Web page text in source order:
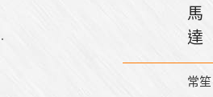
馬
達
常笙